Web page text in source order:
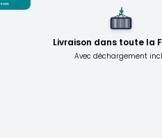
Livraison dans toute la
Avec déchargement